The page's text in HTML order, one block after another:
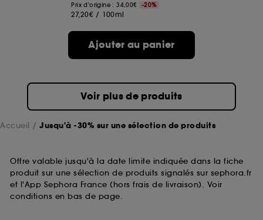
Prix d'origine : 34,00€ -20%
27,20€ / 100ml
Ajouter au panier
Voir plus de produits
Accueil Jusqu'à -30% sur une sélection de produits
Offre valable jusqu'à la date limite indiquée dans la fiche
produit sur une sélection de produits signalés sur sephora.fr
et l'App Sephora France (hors frais de livraison). Voir
conditions en bas de page.